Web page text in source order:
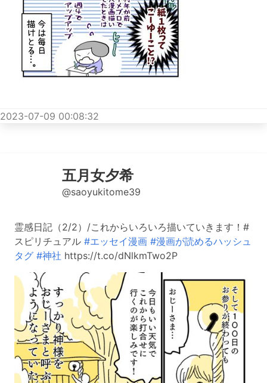
2023-07-09 00:08:32
五月女夕希
@saoyukitome39
霊感日記（2/2）/これからいろいろ描いていきます！#
スピリチュアル #エッセイ漫画 #漫画が読めるハッシュ
タグ #神社 https://t.co/dNlkmTwo2P